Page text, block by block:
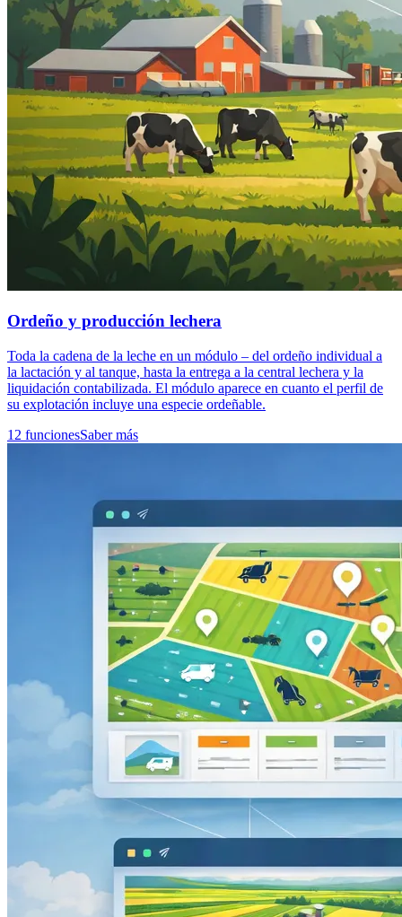
Ordeño y producción lechera
Toda la cadena de la leche en un módulo – del ordeño individual a
la lactación y al tanque, hasta la entrega a la central lechera y la
liquidación contabilizada. El módulo aparece en cuanto el perfil de
su explotación incluye una especie ordeñable.
12 funcionesSaber más